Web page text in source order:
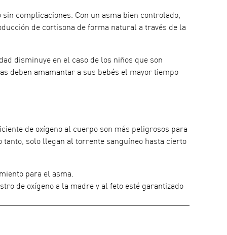
complicaciones. Con un asma bien controlado,
de cortisona de forma natural a través de la
disminuye en el caso de los niños que son
deben amamantar a sus bebés el mayor tiempo
de oxígeno al cuerpo son más peligrosos para
solo llegan al torrente sanguíneo hasta cierto
para el asma.
de oxígeno a la madre y al feto esté garantizado